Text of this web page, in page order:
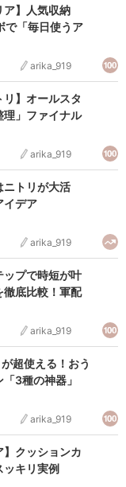
ア】人気収納
で「毎日使うア
arika_919
】オールスタ
理」ファイナル
arika_919
ニトリが大活
イデア
arika_919
ップで時短が叶
徹底比較！軍配
arika_919
超使える！おう
3種の神器」
arika_919
クッションカ
ッキリ実例